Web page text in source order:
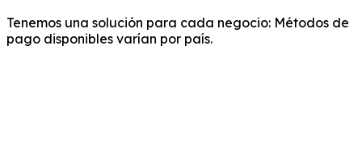
Tenemos una solución para cada negocio: Métodos de
pago disponibles varían por país.